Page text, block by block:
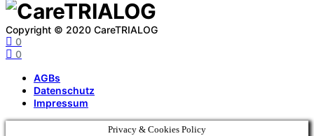
Copyright © 2020 CareTRIALOG
0
0
AGBs
Datenschutz
Impressum
Privacy & Cookies Policy